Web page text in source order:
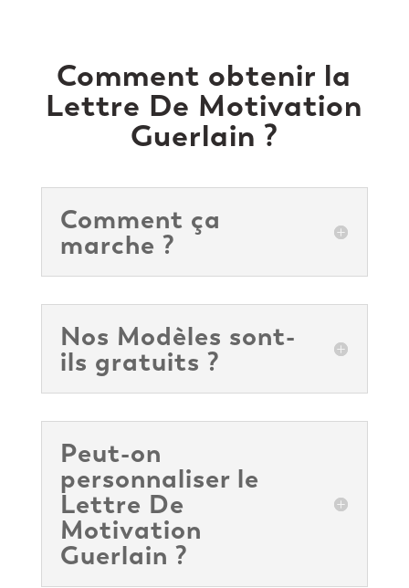
Comment obtenir la
Lettre De Motivation
Guerlain ?
Comment ça
marche ?
Nos Modèles sont-
ils gratuits ?
Peut-on
personnaliser le
Lettre De
Motivation
Guerlain ?